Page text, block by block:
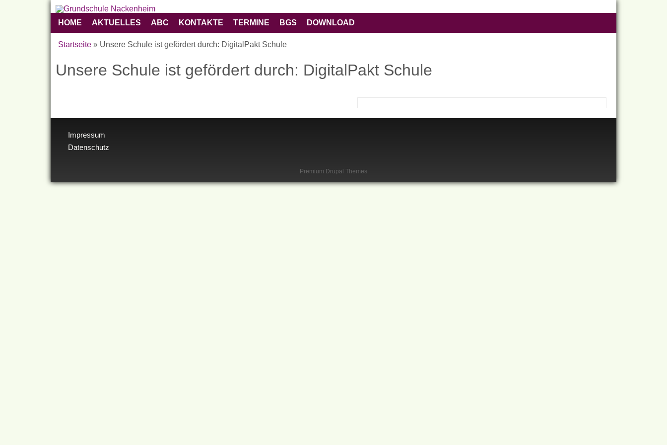
Grundschule
Nackenheim
Hauptmenü
HOME AKTUELLES ABC KONTAKTE TERMINE BGS DOWNLOAD
Startseite » Unsere Schule ist gefördert durch: DigitalPakt Schule
Unsere Schule ist gefördert durch: DigitalPakt Schule
Impressum
Datenschutz
Premium Drupal Themes